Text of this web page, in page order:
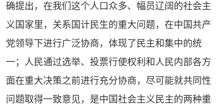
确提出，在我们这个人口众多、幅员辽阔的社会主
义国家里，关系国计民生的重大问题，在中国共产
党领导下进行广泛协商，体现了民主和集中的统
一；人民通过选举、投票行使权利和人民内部各方
面在重大决策之前进行充分协商，尽可能就共同性
问题取得一致意见，是中国社会主义民主的两种重